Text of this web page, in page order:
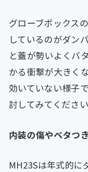
グローブボックス
しているのがダン
と蓋が勢いよくバ
かる衝撃が大きく
効いていない様子
討してみてください
内装の傷やベタつき
MH23Sは年式的に